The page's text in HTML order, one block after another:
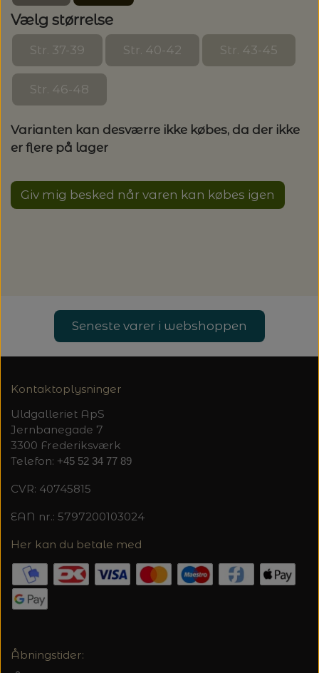
Vælg størrelse
Str. 37-39 Str. 40-42 Str. 43-45
Str. 46-48
Varianten kan desværre ikke købes, da der ikke
er flere på lager
Giv mig besked når varen kan købes igen
Seneste varer i webshoppen
Kontaktoplysninger
Uldgalleriet ApS
Jernbanegade 7
3300 Frederiksværk
Telefon: +45 52 34 77 89
CVR: 40745815
EAN nr.: 5797200103024
Her kan du betale med
Åbningstider: